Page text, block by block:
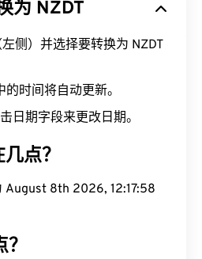
为 NZDT
侧）并选择要转换为 NZDT
时间将自动更新。
日期字段来更改日期。
点？
August 8th 2026, 12:17:59